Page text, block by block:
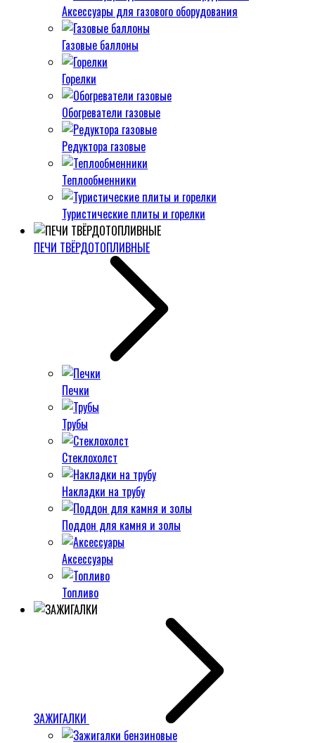
Аксессуары для газового оборудования
Газовые баллоны
Горелки
Обогреватели газовые
Редуктора газовые
Теплообменники
Туристические плиты и горелки
ПЕЧИ ТВЁРДОТОПЛИВНЫЕ
Печки
Трубы
Стеклохолст
Накладки на трубу
Поддон для камня и золы
Аксессуары
Топливо
ЗАЖИГАЛКИ